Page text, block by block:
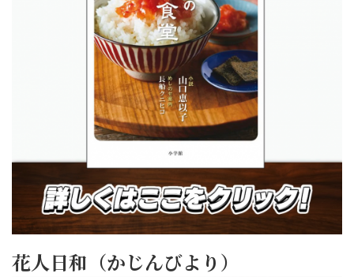
花人日和（かじんびより）